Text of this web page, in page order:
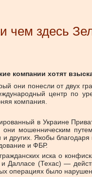
чем здесь
компании хотят
они понесли от двух
центр по
компания.
в Украине
мошенническим
Якобы
и ФБР.
иска о
Далласе (Техас) —
операциях было